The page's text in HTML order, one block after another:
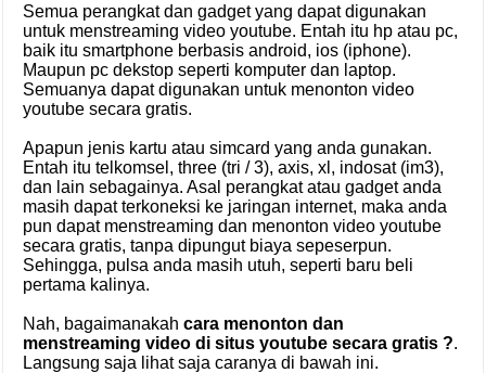
Semua perangkat dan gadget yang dapat digunakan
untuk menstreaming video youtube. Entah itu hp atau pc,
baik itu smartphone berbasis android, ios (iphone).
Maupun pc dekstop seperti komputer dan laptop.
Semuanya dapat digunakan untuk menonton video
youtube secara gratis.
Apapun jenis kartu atau simcard yang anda gunakan.
Entah itu telkomsel, three (tri / 3), axis, xl, indosat (im3),
dan lain sebagainya. Asal perangkat atau gadget anda
masih dapat terkoneksi ke jaringan internet, maka anda
pun dapat menstreaming dan menonton video youtube
secara gratis, tanpa dipungut biaya sepeserpun.
Sehingga, pulsa anda masih utuh, seperti baru beli
pertama kalinya.
Nah, bagaimanakah cara menonton dan
menstreaming video di situs youtube secara gratis ?.
Langsung saja lihat saja caranya di bawah ini.